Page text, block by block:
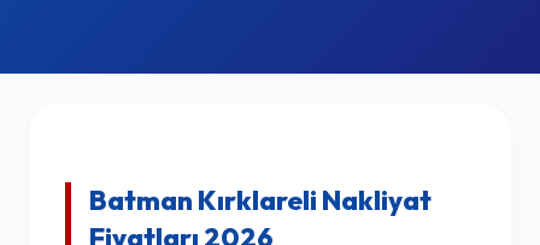
Batman Kırklareli Nakliyat
Fiyatları 2026